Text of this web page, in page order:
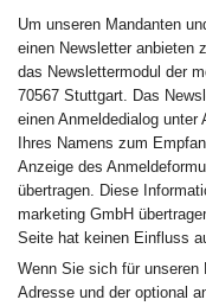
Um unseren Mandanten
einen Newsletter anbieten
das Newslettermodul der
70567 Stuttgart. Das
einen Anmeldedialog unter
Ihres Namens zum
Anzeige des
übertragen. Diese
marketing GmbH
Seite hat keinen Einfluss
Wenn Sie sich für unseren
Adresse und der optional